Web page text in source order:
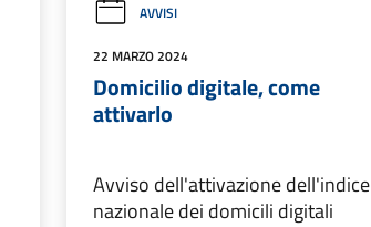
AVVISI
22 MARZO 2024
Domicilio digitale, come
attivarlo
Avviso dell'attivazione dell'indice
nazionale dei domicili digitali